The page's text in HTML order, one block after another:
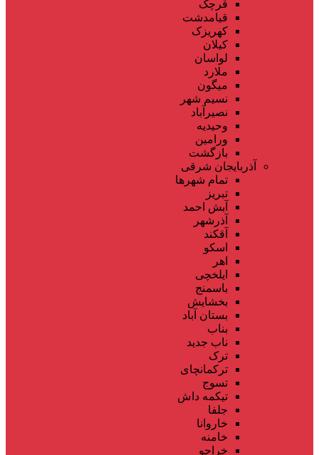
قرچک
قیامدشت
کهریزک
کیلان
لواسان
ملارد
میگون
نسیم شهر
نصیرآباد
وحیدیه
ورامین
بازگشت
آذربایجان شرقی
تمام شهر‌ها
تبریز
آبش احمد
آذرشهر
آقکند
اسکو
اهر
ایلخچی
باسمنج
بخشایش
بستان آباد
بناب
ناب جدید
ترک
ترکمانچای
تسوج
تیکمه داش
جلفا
خاروانا
خامنه
خراجو